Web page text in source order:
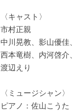
〈キャスト〉
市村正親
中川晃教、影山優佳
西本竜樹、内河啓介
渡辺えり
〈ミュージシャン〉
ピアノ：佐山こうた